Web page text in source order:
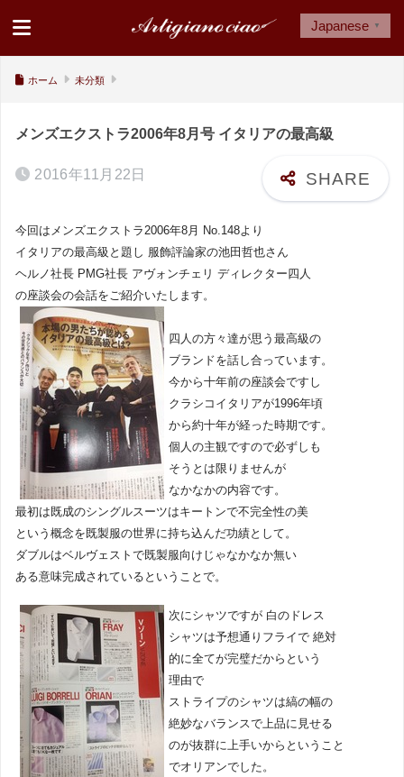
ホーム 未分類
メンズエクストラ2006年8月号 イタリアの最高級
2016年11月22日
今回はメンズエクストラ2006年8月 No.148より
イタリアの最高級と題し 服飾評論家の池田哲也さん
ヘルノ社長 PMG社長 アヴォンチェリ ディレクター四人
の座談会の会話をご紹介いたします。
四人の方々達が思う最高級の
ブランドを話し合っています。
今から十年前の座談会ですし
クラシコイタリアが1996年頃
から約十年が経った時期です。
個人の主観ですので必ずしも
そうとは限りませんが
なかなかの内容です。
最初は既成のシングルスーツはキートンで不完全性の美
という概念を既製服の世界に持ち込んだ功績として。
ダブルはベルヴェストで既製服向けじゃなかなか無い
ある意味完成されているということで。
次にシャツですが 白のドレス
シャツは予想通りフライで 絶対
的に全てが完璧だからという
理由で
ストライプのシャツは縞の幅の
絶妙なバランスで上品に見せる
のが抜群に上手いからということ
でオリアンでした。
Japanese ▼